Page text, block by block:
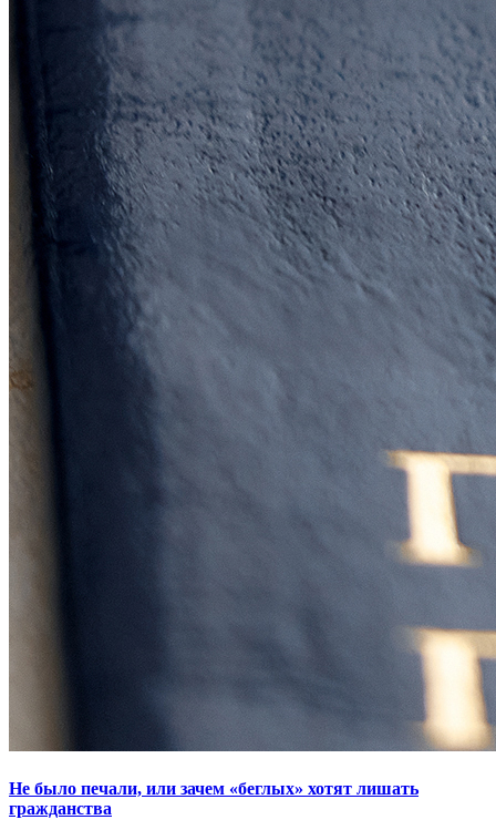
Не было печали, или зачем «беглых» хотят лишать
гражданства